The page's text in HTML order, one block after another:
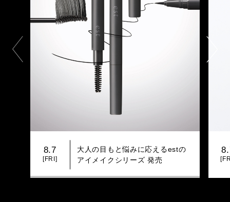
8.7
[FRI]
大人の目もと悩みに応えるestの
アイメイクシリーズ 発売